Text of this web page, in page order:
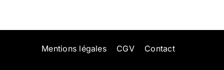
Mentions légales CGV Contact